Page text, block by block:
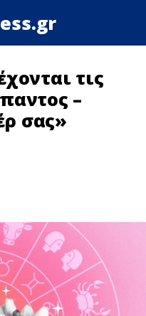
τις
–
σας»